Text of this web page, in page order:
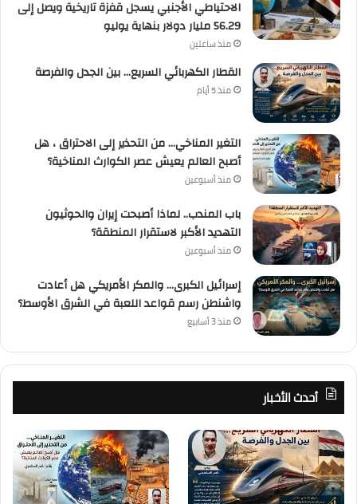
الاحتياطي الأجنبي يسجل قفزة تاريخية ويصل إلى
56.29 مليار دولار بنهاية يوليو
منذ ساعتين
القطار الكهربائي السريع… بين الجدل والفرصة
منذ 5 أيام
التغير المناخي… من التحذير إلى الاحتراق ، هل
أصبح العالم يعيش عصر الكوارث المناخية؟
منذ أسبوعين
باب المندب.. لماذا أصبحت إيران والحوثيون
التهديد الأكبر لاستقرار المنطقة؟
منذ أسبوعين
إسرائيل الكبرى… والمكر الأمريكي هل أعادت
واشنطن رسم قواعد اللعبة في الشرق الأوسط؟
منذ 3 أسابيع
أحدث الأخبار